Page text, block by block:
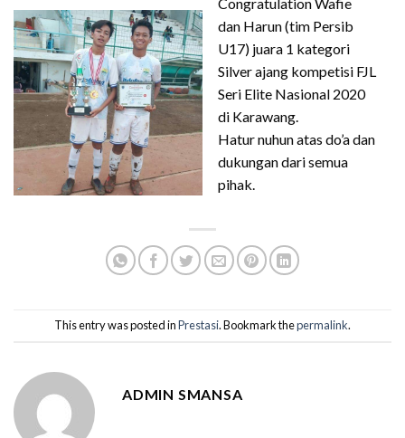
dan Harun (tim Persib
U17) juara 1 kategori
Silver ajang kompetisi FJL
Seri Elite Nasional 2020
di Karawang.
Hatur nuhun atas do’a dan
dukungan dari semua
pihak.
This entry was posted inPrestasi. Bookmark thepermalink.
ADMIN SMANSA